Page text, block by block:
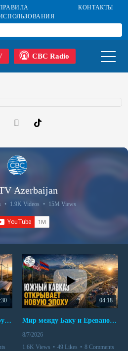
КОНТАКТЫ
CBC Radio
Azerbaijan
• 1.9K Videos • 15M Views
SOFAZ инвестировал в крупнейшего независимого производителя электроэнергии Перу
04:18
Мир между Баку и Ереваном запускает крупные логистические проекты
8/7/2026
1.6K Views • 49 Likes • 8 Comments